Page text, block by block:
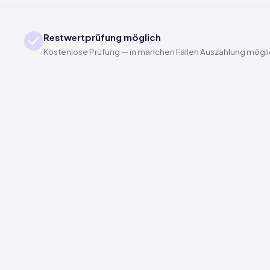
Restwertprüfung möglich
Kostenlose Prüfung — in manchen Fällen Auszahlung